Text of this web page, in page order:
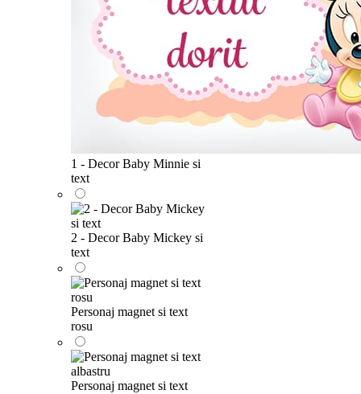
1 - Decor Baby Minnie si
text
2 - Decor Baby Mickey si
text
Personaj magnet si text
rosu
Personaj magnet si text